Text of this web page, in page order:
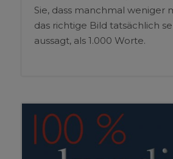
Sie, dass manchmal weniger
das richtige Bild tatsächlich
aussagt, als 1.000 Worte.